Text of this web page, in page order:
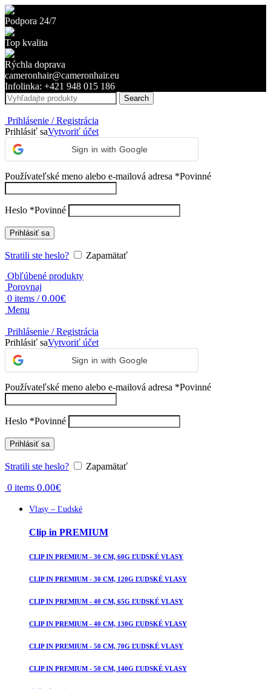
Podpora 24/7
Top kvalita
Rýchla doprava
cameronhair@cameronhair.eu
Infolinka: +421 948 015 186
Search
Prihlásenie / Registrácia
Prihlásiť saVytvoriť účet
Sign in with Google
Používateľské meno alebo e-mailová adresa *Povinné
Heslo *Povinné
Prihlásiť sa
Stratili ste heslo?
Zapamätať
Obľúbené produkty
Porovnaj
0 items / 0.00€
Menu
Prihlásenie / Registrácia
Prihlásiť saVytvoriť účet
Sign in with Google
Používateľské meno alebo e-mailová adresa *Povinné
Heslo *Povinné
Prihlásiť sa
Stratili ste heslo? Zapamätať
0 items 0.00€
Vlasy – Ľudské
Clip in PREMIUM
CLIP IN PREMIUM - 30 CM, 60G ĽUDSKÉ VLASY
CLIP IN PREMIUM - 30 CM, 120G ĽUDSKÉ VLASY
CLIP IN PREMIUM - 40 CM, 65G ĽUDSKÉ VLASY
CLIP IN PREMIUM - 40 CM, 130G ĽUDSKÉ VLASY
CLIP IN PREMIUM - 50 CM, 70G ĽUDSKÉ VLASY
CLIP IN PREMIUM - 50 CM, 140G ĽUDSKÉ VLASY